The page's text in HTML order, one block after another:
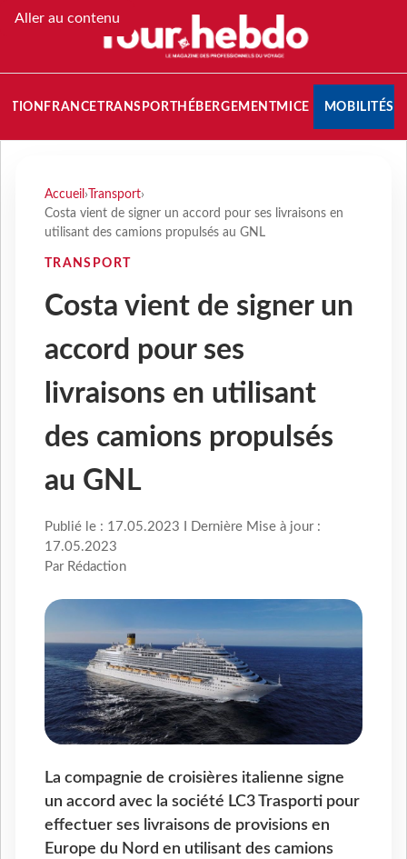
Aller au contenu
FRANCETRANSPORT HÉBERGEMENTMICE MOBILITÉS
Accueil › Transport›
Costa vient de signer un accord pour ses livraisons en
utilisant des camions propulsés au GNL
TRANSPORT
Costa vient de signer un
accord pour ses
livraisons en utilisant
des camions propulsés
au GNL
Publié le : 17.05.2023 I Dernière Mise à jour :
17.05.2023
Par Rédaction
La compagnie de croisières italienne signe
un accord avec la société LC3 Trasporti pour
effectuer ses livraisons de provisions en
Europe du Nord en utilisant des camions